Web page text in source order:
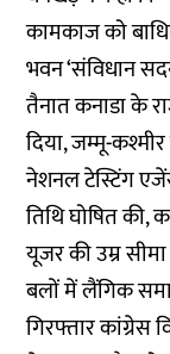
कामकाज को
भवन ‘संविधान
तैनात कनाडा के
दिया, जम्मू-
नेशनल टेस्टिंग
तिथि घोषित की,
यूजर की उम्र
बलों में लैंगिक
गिरफ्तार कांग्रेस